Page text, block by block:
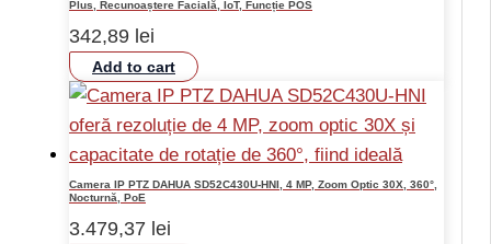
Plus, Recunoaștere Facială, IoT, Funcție POS
342,89 lei
Add to cart
Camera IP PTZ DAHUA SD52C430U-HNI, 4 MP, Zoom Optic 30X, 360°,
Nocturnă, PoE
3.479,37 lei